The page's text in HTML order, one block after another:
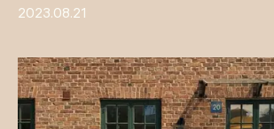
2023.08.21